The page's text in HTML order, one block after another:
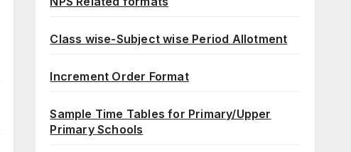
Class wise-Subject wise Period Allotment
Increment Order Format
Sample Time Tables for Primary/Upper
Primary Schools